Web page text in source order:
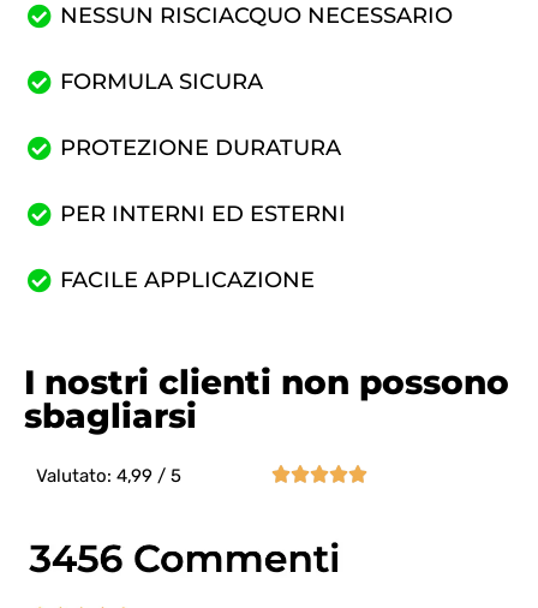
NESSUN RISCIACQUO NECESSARIO
FORMULA SICURA
PROTEZIONE DURATURA
PER INTERNI ED ESTERNI
FACILE APPLICAZIONE
I nostri clienti non possono
sbagliarsi
Valutato: 4,99 / 5 